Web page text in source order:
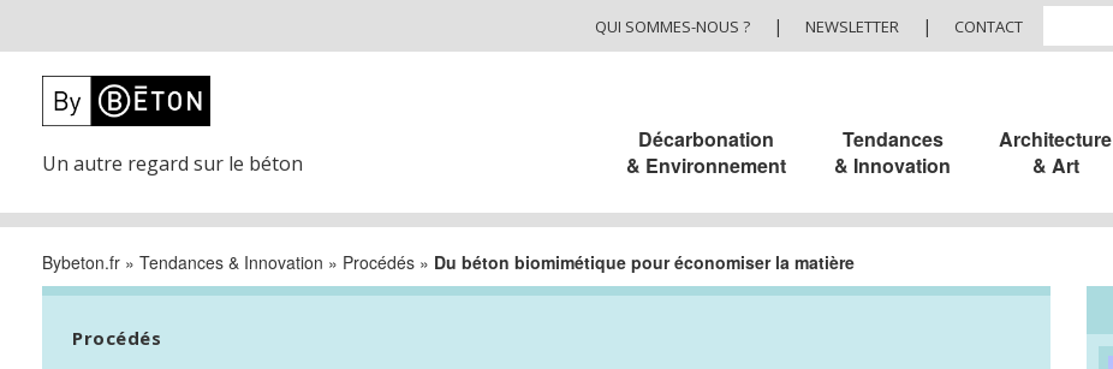
QUI SOMMES-NOUS ? | NEWSLETTER | CONTACT
Un autre regard sur le béton
Décarbonation
& Environnement
Tendances
& Innovation
Architecture
& Art
Bybeton.fr » Tendances & Innovation » Procédés » Du béton biomimétique pour économiser la matière
Procédés